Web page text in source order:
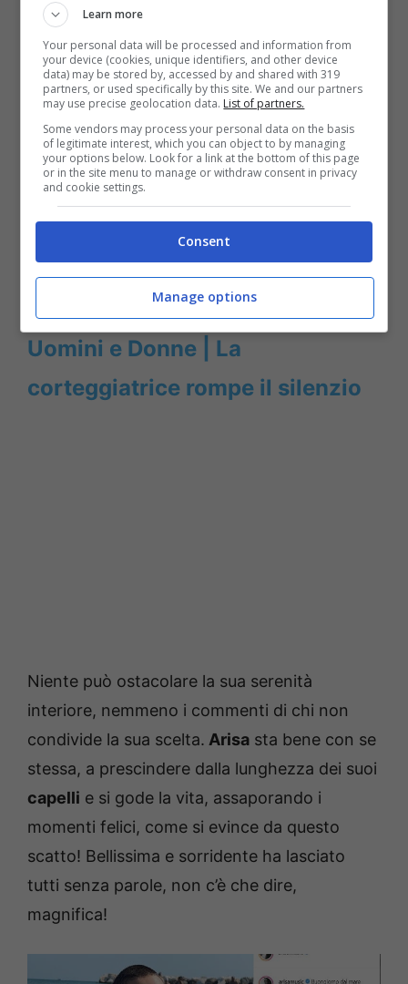
scatto, dove appare sorridente, felice e sicura
di stessa al mare.
LEGGI ANCHE ->Uomini e
Donne, che fine ha Carolina
Ronca ? La vita dell’ex del trono
classico oggi
LEGGI ANCHE ->Massimiliano
Mollicone e Vanessa dopo
Uomini e Donne | La
corteggiatrice rompe il silenzio
Niente può ostacolare la sua serenità
interiore, nemmeno i commenti di chi non
condivide la sua scelta. Arisa sta bene con se
stessa, a prescindere dalla lunghezza dei suoi
capelli e si gode la vita, assaporando i
momenti felici, come si evince da questo
scatto! Bellissima e sorridente ha lasciato
tutti senza parole, non c’è che dire,
magnifica!
Learn more
Your personal data will be processed and information from
your device (cookies, unique identifiers, and other device
data) may be stored by, accessed by and shared with 319
partners, or used specifically by this site. We and our partners
may use precise geolocation data. List of partners.
Some vendors may process your personal data on the basis
of legitimate interest, which you can object to by managing
your options below. Look for a link at the bottom of this page
or in the site menu to manage or withdraw consent in privacy
and cookie settings.
Consent
Manage options